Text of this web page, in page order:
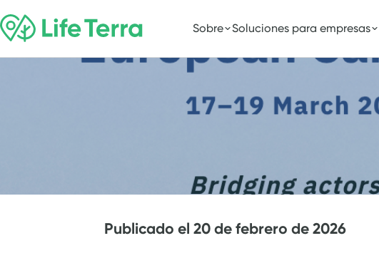
Sobre Soluciones para empresas
Publicado el 20 de febrero de 2026